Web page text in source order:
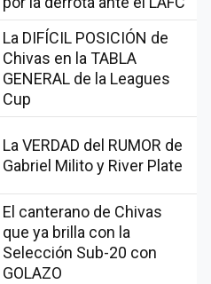
La DIFÍCIL POSICIÓN de
Chivas en la TABLA
GENERAL de la Leagues
Cup
La VERDAD del RUMOR de
Gabriel Milito y River Plate
El canterano de Chivas
que ya brilla con la
Selección Sub-20 con
GOLAZO